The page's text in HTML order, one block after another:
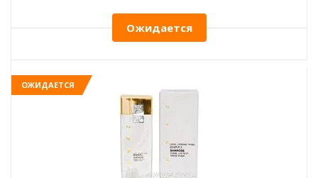
Ожидается
ОЖИДАЕТСЯ